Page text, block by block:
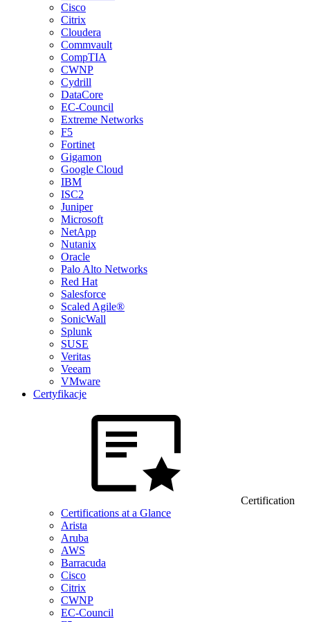
Cisco
Citrix
Cloudera
Commvault
CompTIA
CWNP
Cydrill
DataCore
EC-Council
Extreme Networks
F5
Fortinet
Gigamon
Google Cloud
IBM
ISC2
Juniper
Microsoft
NetApp
Nutanix
Oracle
Palo Alto Networks
Red Hat
Salesforce
Scaled Agile®
SonicWall
Splunk
SUSE
Veritas
Veeam
VMware
Certyfikacje
Certification
Certifications at a Glance
Arista
Aruba
AWS
Barracuda
Cisco
Citrix
CWNP
EC-Council